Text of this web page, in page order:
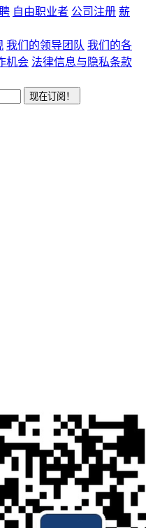
自由职业者 公司注册 薪
我们的领导团队 我们的各
机会 法律信息与隐私条款